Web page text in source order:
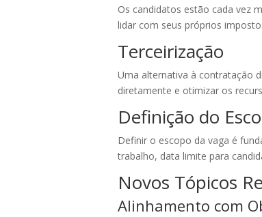
Os candidatos estão cada vez
lidar com seus próprios
Terceirização
Uma alternativa à contratação
diretamente e otimizar os
Definição do
Definir o escopo da vaga é
trabalho, data limite para
Novos Tópicos
Alinhamento com